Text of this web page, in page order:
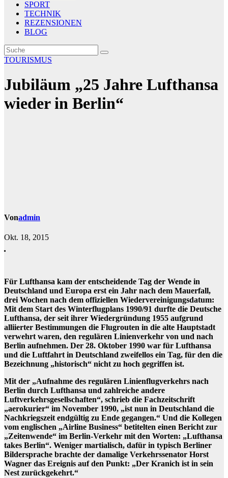
SPORT
TECHNIK
REZENSIONEN
BLOG
TOURISMUS
Jubiläum „25 Jahre Lufthansa
wieder in Berlin“
Vonadmin
Okt. 18, 2015
Für Lufthansa kam der entscheidende Tag der Wende in
Deutschland und Europa erst ein Jahr nach dem Mauerfall,
drei Wochen nach dem offiziellen Wiedervereinigungsdatum:
Mit dem Start des Winterflugplans 1990/91 durfte die Deutsche
Lufthansa, der seit ihrer Wiedergründung 1955 aufgrund
alliierter Bestimmungen die Flugrouten in die alte Hauptstadt
verwehrt waren, den regulären Linienverkehr von und nach
Berlin aufnehmen. Der 28. Oktober 1990 war für Lufthansa
und die Luftfahrt in Deutschland zweifellos ein Tag, für den die
Bezeichnung „historisch“ nicht zu hoch gegriffen ist.
Mit der „Aufnahme des regulären Linienflugverkehrs nach
Berlin durch Lufthansa und zahlreiche andere
Luftverkehrsgesellschaften“, schrieb die Fachzeitschrift
„aerokurier“ im November 1990, „ist nun in Deutschland die
Nachkriegszeit endgültig zu Ende gegangen.“ Und die Kollegen
vom englischen „Airline Business“ betitelten einen Bericht zur
„Zeitenwende“ im Berlin-Verkehr mit den Worten: „Lufthansa
takes Berlin“. Weniger martialisch, dafür in typisch Berliner
Bildersprache brachte der damalige Verkehrssenator Horst
Wagner das Ereignis auf den Punkt: „Der Kranich ist in sein
Nest zurückgekehrt.“